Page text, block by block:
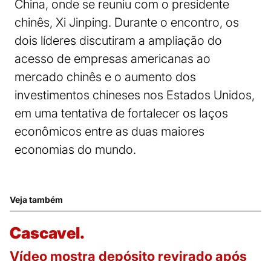
China, onde se reuniu com o presidente
chinês, Xi Jinping. Durante o encontro, os
dois líderes discutiram a ampliação do
acesso de empresas americanas ao
mercado chinês e o aumento dos
investimentos chineses nos Estados Unidos,
em uma tentativa de fortalecer os laços
econômicos entre as duas maiores
economias do mundo.
Veja também
Cascavel.
Vídeo mostra depósito revirado após